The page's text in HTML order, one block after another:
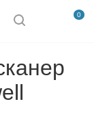
0